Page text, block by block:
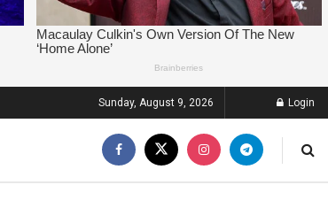
Sunday, August 9, 2026 Login